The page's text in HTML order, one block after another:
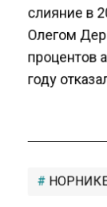
слияние в
Олегом
процентов
году